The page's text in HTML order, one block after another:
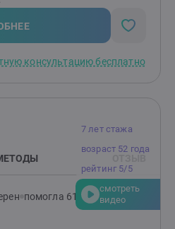
как и где искать эти
проводником, если вы
повторяющихся жизненных
внутреннего напряжения 3.
о своих чувствах и
с парами. Знаю, как
кризиса, замкнутого круга
треугольников и
Моя цель - не "решать
клиентов
консультацию бесплатно
7 лет стажа
возраст 52 года
рейтинг 5/5
смотреть
видео
помогла 612 клиентам